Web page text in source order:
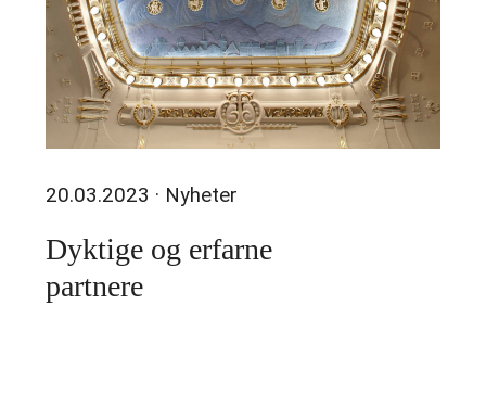
20.03.2023 · Nyheter
Dyktige og erfarne
partnere